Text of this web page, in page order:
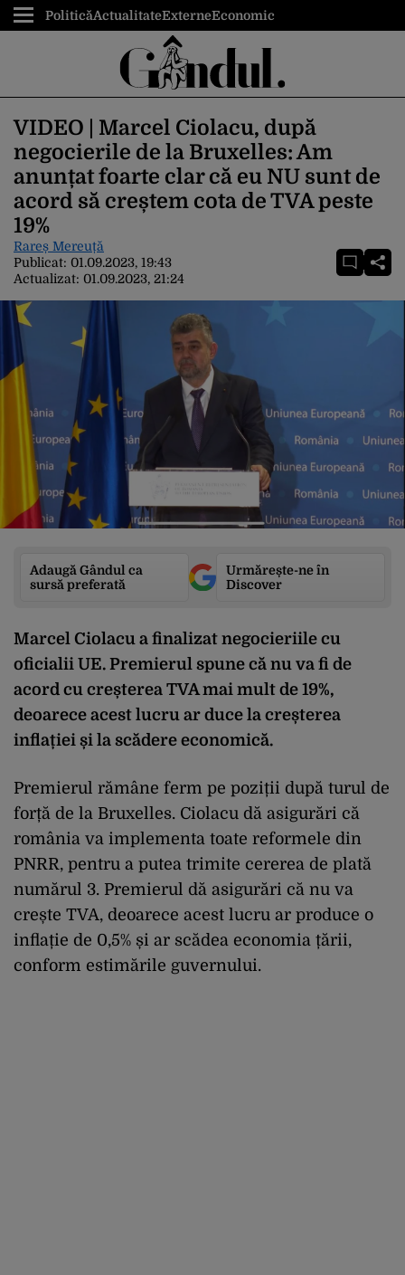
PoliticăActualitateExterneEconomic
VIDEO | Marcel Ciolacu, după
negocierile de la Bruxelles: Am
anunțat foarte clar că eu NU sunt de
acord să creștem cota de TVA peste
19%
Rareș Mereuță
Publicat: 01.09.2023, 19:43
Actualizat: 01.09.2023, 21:24
Adaugă Gândul ca
sursă preferată
Urmărește-ne în
Discover
Marcel Ciolacu a finalizat negocieriile cu
oficialii UE. Premierul spune că nu va fi de
acord cu creșterea TVA mai mult de 19%,
deoarece acest lucru ar duce la creșterea
inflației și la scădere economică.
Premierul rămâne ferm pe poziții după turul de
forță de la Bruxelles. Ciolacu dă asigurări că
românia va implementa toate reformele din
PNRR, pentru a putea trimite cererea de plată
numărul 3. Premierul dă asigurări că nu va
crește TVA, deoarece acest lucru ar produce o
inflație de 0,5% și ar scădea economia țării,
conform estimările guvernului.